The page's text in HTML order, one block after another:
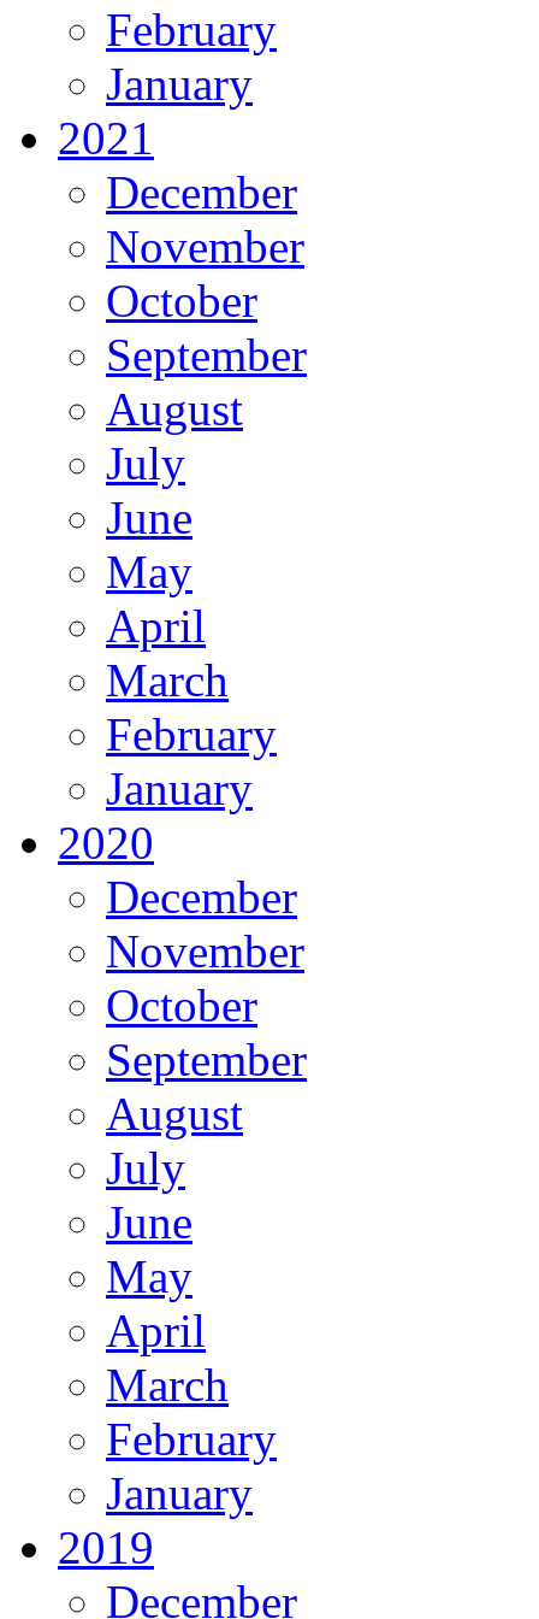
February
January
2021
December
November
October
September
August
July
June
May
April
March
February
January
2020
December
November
October
September
August
July
June
May
April
March
February
January
2019
December